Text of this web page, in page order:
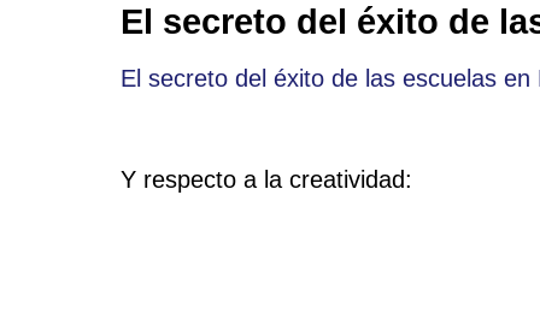
El secreto del éxito de
El secreto del éxito de las escuelas en
Y respecto a la creatividad: